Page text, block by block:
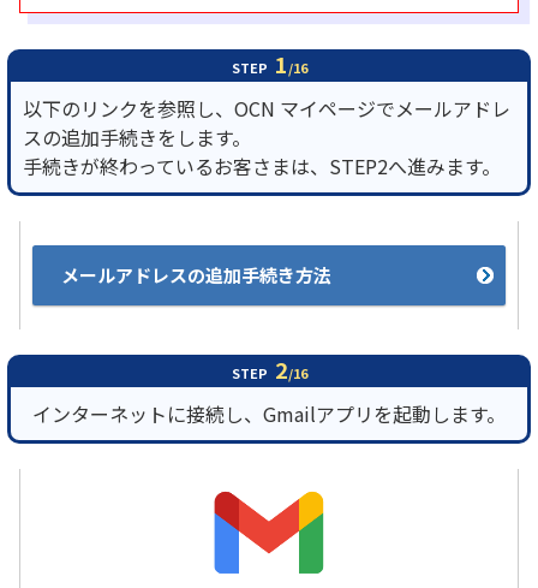
OCN サービス一覧
STEP 1/16
以下のリンクを参照し、OCN マイページでメールアドレ
スの追加手続きをします。
手続きが終わっているお客さまは、STEP2へ進みます。
メールアドレスの追加手続き方法
STEP 2/16
インターネットに接続し、Gmailアプリを起動します。